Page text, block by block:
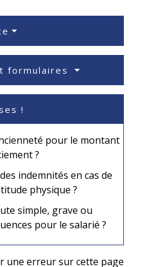
formulaires
!
pour le montant
?
indemnités en cas de
physique ?
simple, grave ou
pour le salarié ?
une erreur sur cette page